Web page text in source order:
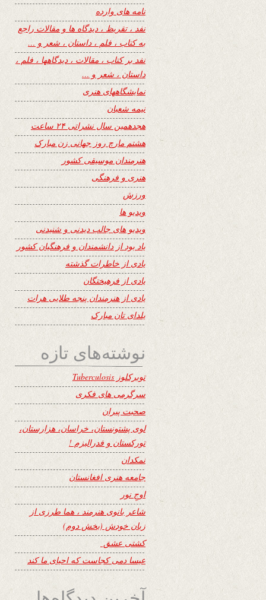
نامه های وارده
نفد ، تقریظ ، دیدگاه ها و مقالات راجع
به کتاب ، فلم ، داستان ، شعر و …
نفد بر کتاب ، مقالات ، دیدگاهها ، فلم ،
داستان ، شعر و …
نمایشگاههای هنری
نیمه شعبان
هجدهمین سال نشراتی ۲۴ ساعت
هشتم مارچ روز جهانی زن مبارک
هنرمندان موسیقی کشور
هنری و فرهنگی
ورزش
ویدیو ها
ویدیو های جالب دیدنی و شنیدنی
یاد بود از دانشمندان و فرهنگیان کشور
یادی از خاطرات گذشته
یادی از فرهیختگان
یادی از هنرمندان پنجه طلایی هرات
یلدای تان مبارک
نوشته‌های تازه
توبرکلوز Tuberculosis
سرگرمی های فکری
صحبت پیران
لوی پشتونستان، خراسان، هزارستان،
تورکستان و فدرالیزم !
نمکدان
جامعه هنری افغانستان
اوجِ نور
شاعر بانوی هنرمند ، هما طرزی از
زبان خودش (بخش دوم)
کشتی عشق
عیسا دمی کجاست که احیای ما کند